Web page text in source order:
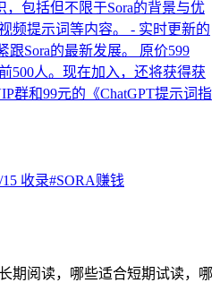
，包括但不限于Sora的背景与优
频提示词等内容。 - 实时更新的
跟Sora的最新发展。 原价599
500人。现在加入，还将获得获
群和99元的《ChatGPT提示词指
15 收录#SORA赚钱
期阅读，哪些适合短期试读，哪